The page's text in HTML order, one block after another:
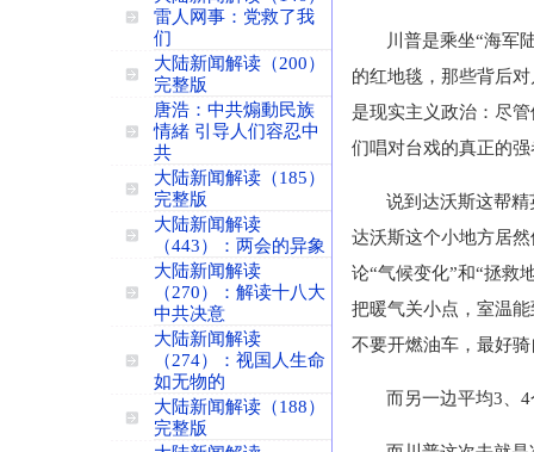
雷人网事：党救了我
们
大陆新闻解读（200）
完整版
唐浩：中共煽動民族
情緒 引导人们容忍中
共
大陆新闻解读（185）
完整版
大陆新闻解读
（443）：两会的异象
大陆新闻解读
（270）：解读十八大
中共决意
大陆新闻解读
（274）：视国人生命
如无物的
大陆新闻解读（188）
完整版
川普是乘坐“海军
的红地毯，那些背后
是现实主义政治：尽
们唱对台戏的真正的强
说到达沃斯这帮
达沃斯这个小地方居
论“气候变化”和“拯救
把暖气关小点，室温
不要开燃油车，最好
而另一边平均3、